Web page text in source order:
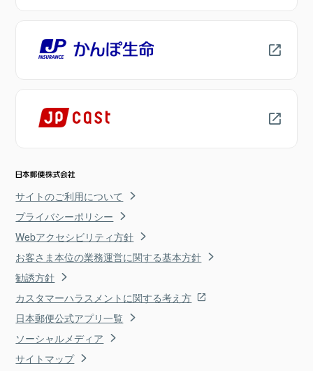
サイトのご利用について
プライバシーポリシー
Webアクセシビリティ方針
お客さま本位の業務運営に関する基本方針
勧誘方針
カスタマーハラスメントに関する考え方
日本郵便公式アプリ一覧
ソーシャルメディア
サイトマップ